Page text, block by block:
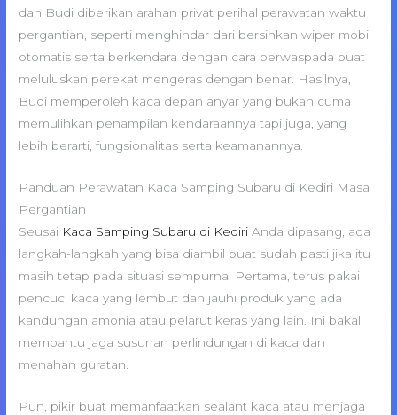
dan Budi diberikan arahan privat perihal perawatan waktu
pergantian, seperti menghindar dari bersihkan wiper mobil
otomatis serta berkendara dengan cara berwaspada buat
meluluskan perekat mengeras dengan benar. Hasilnya,
Budi memperoleh kaca depan anyar yang bukan cuma
memulihkan penampilan kendaraannya tapi juga, yang
lebih berarti, fungsionalitas serta keamanannya.
Panduan Perawatan Kaca Samping Subaru di Kediri Masa
Pergantian
Seusai Kaca Samping Subaru di Kediri Anda dipasang, ada
langkah-langkah yang bisa diambil buat sudah pasti jika itu
masih tetap pada situasi sempurna. Pertama, terus pakai
pencuci kaca yang lembut dan jauhi produk yang ada
kandungan amonia atau pelarut keras yang lain. Ini bakal
membantu jaga susunan perlindungan di kaca dan
menahan guratan.
Pun, pikir buat memanfaatkan sealant kaca atau menjaga